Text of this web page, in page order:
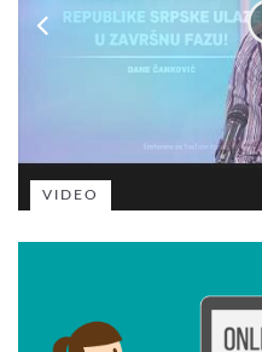
VIDEO